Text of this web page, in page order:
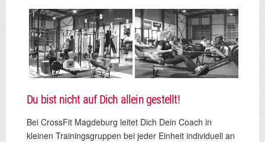
Du bist nicht auf Dich allein gestellt!
Bei CrossFit Magdeburg leitet Dich Dein Coach in
kleinen Trainingsgruppen bei jeder Einheit individuell an